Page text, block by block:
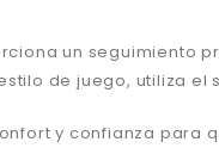
un seguimiento
de juego, utiliza el
y confianza para